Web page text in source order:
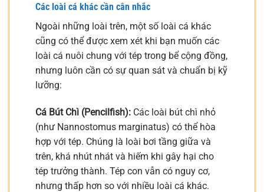
Các loài cá khác cần cân nhắc
Ngoài những loài trên, một số loài cá khác
cũng có thể được xem xét khi bạn muốn các
loài cá nuôi chung với tép trong bể cộng đồng,
nhưng luôn cần có sự quan sát và chuẩn bị kỹ
lưỡng:
Cá Bút Chì (Pencilfish): Các loài bút chì nhỏ
(như Nannostomus marginatus) có thể hòa
hợp với tép. Chúng là loài bơi tầng giữa và
trên, khá nhút nhát và hiếm khi gây hại cho
tép trưởng thành. Tép con vẫn có nguy cơ,
nhưng thấp hơn so với nhiều loài cá khác.